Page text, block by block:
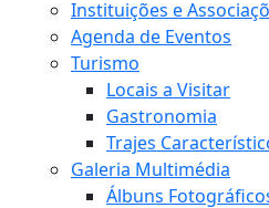
Instituições e
Agenda de Eventos
Turismo
Locais a Visitar
Gastronomia
Trajes
Galeria Multimédia
Álbuns